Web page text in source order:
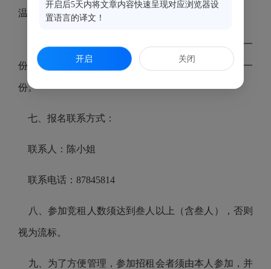
温泉公园管理处办公室
4、报名时请携带报名者本人身份证原件及复印件一
份，并提供加盖公章的法人营业执照（正本）复印件一
份。
七、报名联系方式：
联系人：陈小姐
联系电话：87845814
八、参加竞租人数须达到叁人以上（含叁人），否则
视为流标。
九、为了方便管理，参加招租会者须由本人参加，并
开启后5天内将文章内容快速呈现对应浏览器设
置语言的译文！
开启 关闭